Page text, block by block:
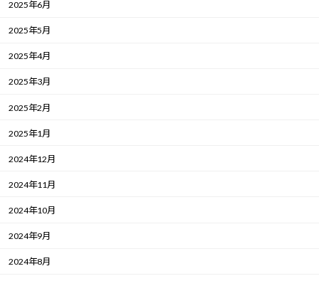
2025年6月
2025年5月
2025年4月
2025年3月
2025年2月
2025年1月
2024年12月
2024年11月
2024年10月
2024年9月
2024年8月